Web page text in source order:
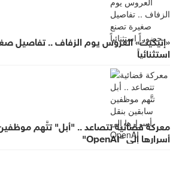
«إتيكيت» العروس يوم الزفاف .. تفاصيل
استثنائياً
معركة قضائية تتصاعد .. "أبل" تتَّهم
أسرارها إلى "OpenAI"